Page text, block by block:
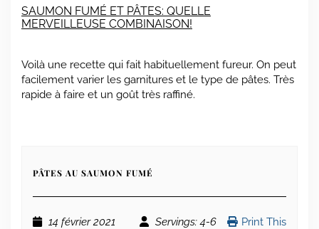
SAUMON FUMÉ ET PÂTES: QUELLE
MERVEILLEUSE COMBINAISON!
Voilà une recette qui fait habituellement fureur. On peut
facilement varier les garnitures et le type de pâtes. Très
rapide à faire et un goût très raffiné.
PÂTES AU SAUMON FUMÉ
14 février 2021 Servings: 4-6 Print This